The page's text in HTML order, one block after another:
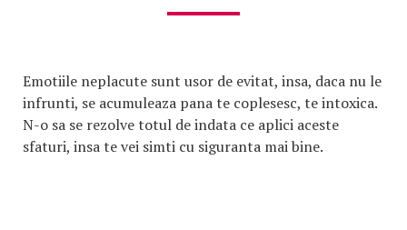
Emotiile neplacute sunt usor de evitat, insa, daca nu le
infrunti, se acumuleaza pana te coplesesc, te intoxica.
N-o sa se rezolve totul de indata ce aplici aceste
sfaturi, insa te vei simti cu siguranta mai bine.